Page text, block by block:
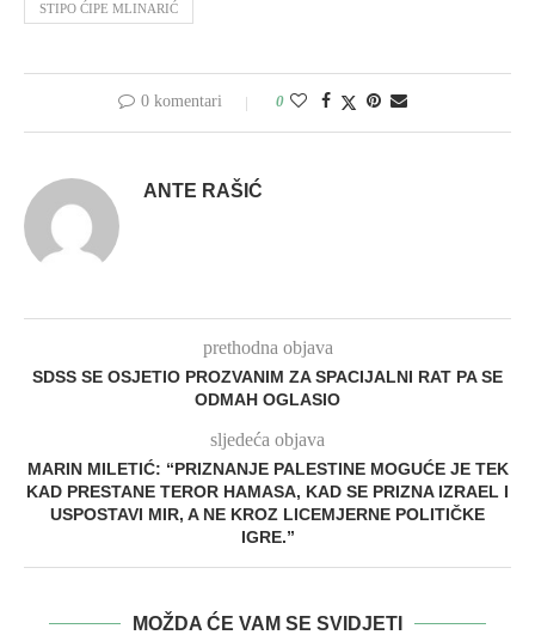
STIPO ĆIPE MLINARIĆ
0 komentari 0
ANTE RAŠIĆ
prethodna objava
SDSS SE OSJETIO PROZVANIM ZA SPACIJALNI RAT PA SE
ODMAH OGLASIO
sljedeća objava
MARIN MILETIĆ: “PRIZNANJE PALESTINE MOGUĆE JE TEK
KAD PRESTANE TEROR HAMASA, KAD SE PRIZNA IZRAEL I
USPOSTAVI MIR, A NE KROZ LICEMJERNE POLITIČKE
IGRE.”
MOŽDA ĆE VAM SE SVIDJETI